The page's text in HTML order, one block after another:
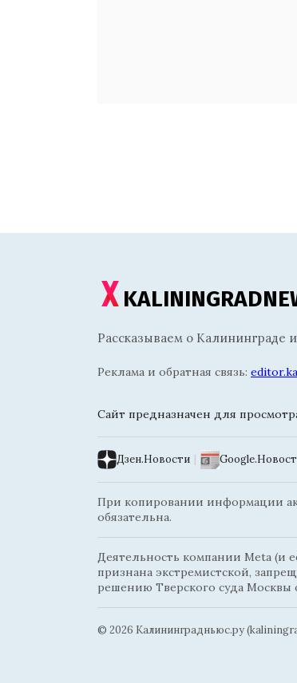
Рассказываем о Калининграде
Реклама и обратная связь:
Сайт предназначен для
Дзен.Новости |
При копировании информации
обязательна.
Деятельность компании Meta (и
признана экстремистской,
решению Тверского суда Москвы
© 2026 Калининградньюc.ру